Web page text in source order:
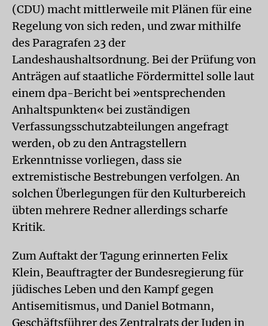
(CDU) macht mittlerweile mit Plänen für eine
Regelung von sich reden, und zwar mithilfe
des Paragrafen 23 der
Landeshaushaltsordnung. Bei der Prüfung von
Anträgen auf staatliche Fördermittel solle laut
einem dpa-Bericht bei »entsprechenden
Anhaltspunkten« bei zuständigen
Verfassungsschutzabteilungen angefragt
werden, ob zu den Antragstellern
Erkenntnisse vorliegen, dass sie
extremistische Bestrebungen verfolgen. An
solchen Überlegungen für den Kulturbereich
übten mehrere Redner allerdings scharfe
Kritik.
Zum Auftakt der Tagung erinnerten Felix
Klein, Beauftragter der Bundesregierung für
jüdisches Leben und den Kampf gegen
Antisemitismus, und Daniel Botmann,
Geschäftsführer des Zentralrats der Juden in